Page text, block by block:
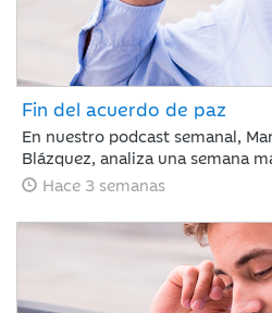
Fin del acuerdo de paz
En nuestro podcast semanal,
Blázquez, analiza una semana
inesperado de la tensión
sectores defensivos en las
deuda pública. Las actas de la
la atención sobre la inflación,
expectativas de tipos de interés.
Hace 3 semanas